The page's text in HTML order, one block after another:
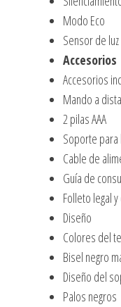
Modo Eco
Sensor de luz
Accesorios
Accesorios
Mando a
2 pilas AAA
Soporte para
Cable de
Guía de
Folleto legal
Diseño
Colores del
Bisel negro
Diseño del
Palos negros